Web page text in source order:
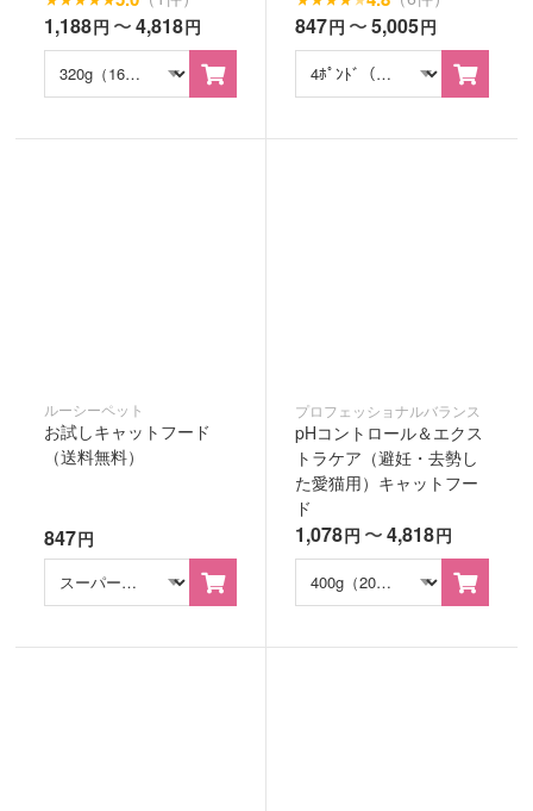
1,188円 〜4,818円 847円 〜5,005円
ルーシーペット
お試しキャットフード
（送料無料）
847円
プロフェッショナルバランス
pHコントロール＆エクス
トラケア（避妊・去勢し
た愛猫用）キャットフー
ド
1,078円 〜4,818円